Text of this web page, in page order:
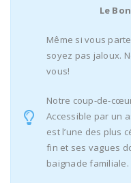
Le
Même si vous
soyez pas jaloux.
vous!
Notre coup-de-
Accessible par un
est l’une des plus
fin et ses vagues
baignade familiale.